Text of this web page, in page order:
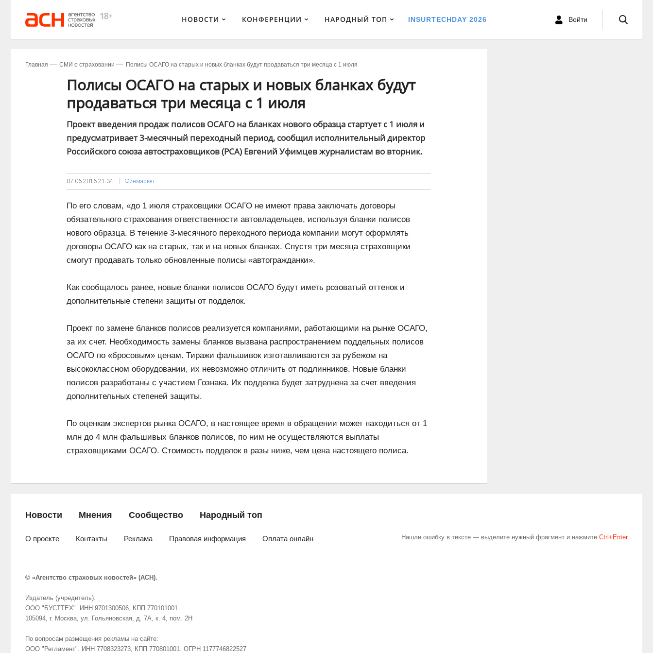
НОВОСТИ КОНФЕРЕНЦИИ НАРОДНЫЙ ТОП INSURTECHDAY 2026 Войти
Главная СМИ о страховании Полисы ОСАГО на старых и новых бланках будут продаваться три месяца с 1 июля
Полисы ОСАГО на старых и новых бланках будут
продаваться три месяца с 1 июля
Проект введения продаж полисов ОСАГО на бланках нового образца стартует с 1 июля и
предусматривает 3-месячный переходный период, сообщил исполнительный директор
Российского союза автостраховщиков (РСА) Евгений Уфимцев журналистам во вторник.
07.06.2016 21:34 Финмаркет
По его словам, «до 1 июля страховщики ОСАГО не имеют права заключать договоры
обязательного страхования ответственности автовладельцев, используя бланки полисов
нового образца. В течение 3-месячного переходного периода компании могут оформлять
договоры ОСАГО как на старых, так и на новых бланках. Спустя три месяца страховщики
смогут продавать только обновленные полисы «автогражданки».
Как сообщалось ранее, новые бланки полисов ОСАГО будут иметь розоватый оттенок и
дополнительные степени защиты от подделок.
Проект по замене бланков полисов реализуется компаниями, работающими на рынке ОСАГО,
за их счет. Необходимость замены бланков вызвана распространением поддельных полисов
ОСАГО по «бросовым» ценам. Тиражи фальшивок изготавливаются за рубежом на
высококлассном оборудовании, их невозможно отличить от подлинников. Новые бланки
полисов разработаны с участием Гознака. Их подделка будет затруднена за счет введения
дополнительных степеней защиты.
По оценкам экспертов рынка ОСАГО, в настоящее время в обращении может находиться от 1
млн до 4 млн фальшивых бланков полисов, по ним не осуществляются выплаты
страховщиками ОСАГО. Стоимость подделок в разы ниже, чем цена настоящего полиса.
Новости Мнения Сообщество Народный топ
О проекте Контакты Реклама Правовая информация Оплата онлайн Нашли ошибку в тексте — выделите нужный фрагмент и нажмите Сtrl+Enter
© «Агентство страховых новостей» (АСН).
Издатель (учредитель):
ООО "БУСТТЕХ". ИНН 9701300506, КПП 770101001
105094, г. Москва, ул. Гольяновская, д. 7А, к. 4, пом. 2Н
По вопросам размещения рекламы на сайте:
ООО "Регламент". ИНН 7708323273, КПП 770801001. ОГРН 1177746822527